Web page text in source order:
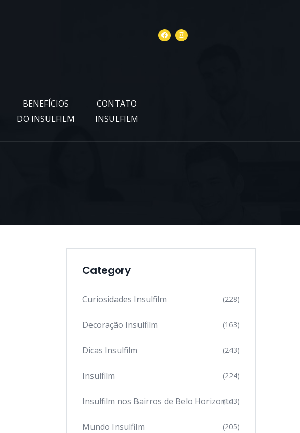
BENEFÍCIOS
DO INSULFILM
CONTATO
INSULFILM
Category
Curiosidades Insulfilm (228)
Decoração Insulfilm (163)
Dicas Insulfilm (243)
Insulfilm (224)
Insulfilm nos Bairros de Belo Horizonte
(143)
Mundo Insulfilm (205)